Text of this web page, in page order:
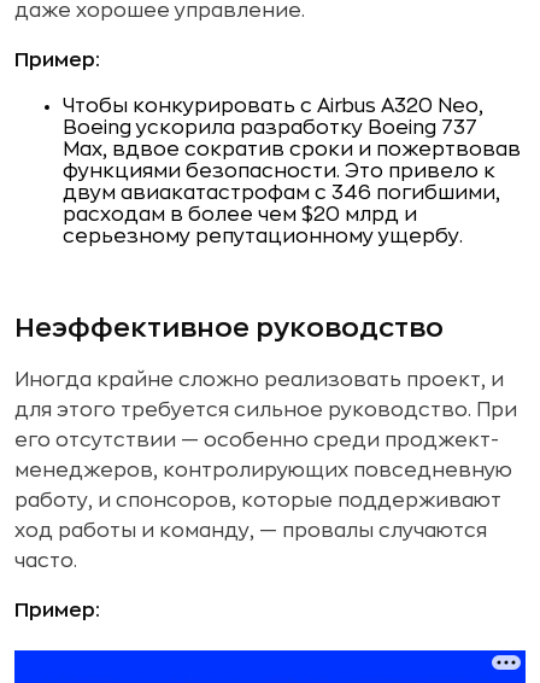
даже хорошее управление.
Пример:
Чтобы конкурировать с Airbus A320 Neo,
Boeing ускорила разработку Boeing 737
Max, вдвое сократив сроки и пожертвовав
функциями безопасности. Это привело к
двум авиакатастрофам с 346 погибшими,
расходам в более чем $20 млрд и
серьезному репутационному ущербу.
Неэффективное руководство
Иногда крайне сложно реализовать проект, и
для этого требуется сильное руководство. При
его отсутствии — особенно среди проджект-
менеджеров, контролирующих повседневную
работу, и спонсоров, которые поддерживают
ход работы и команду, — провалы случаются
часто.
Пример: